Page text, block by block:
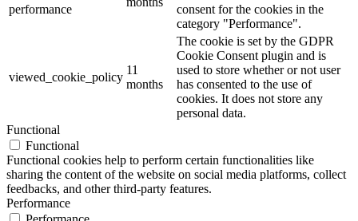
performance
consent for the cookies in the
category "Performance".
viewed_cookie_policy
11
months
The cookie is set by the GDPR
Cookie Consent plugin and is
used to store whether or not user
has consented to the use of
cookies. It does not store any
personal data.
Functional
Functional
Functional cookies help to perform certain functionalities like
sharing the content of the website on social media platforms, collect
feedbacks, and other third-party features.
Performance